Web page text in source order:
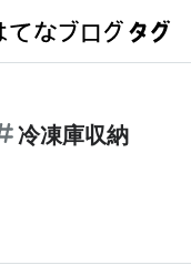
冷凍庫収納